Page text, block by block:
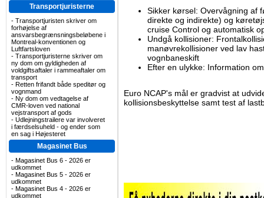
Transportjuristerne
- Transportjuristen skriver om
forhøjelse af
ansvarsbegrænsningsbeløbene i
Montreal-konventionen og
Luftfartsloven
- Transportjuristerne skriver om
ny dom om gyldigheden af
voldgiftsaftaler i rammeaftaler om
transport
- Retten frifandt både speditør og
vognmand
- Ny dom om vedtagelse af
CMR-loven ved national
vejstransport af gods
- Udlejningstrailere var involveret
i færdselsuheld - og ender som
en sag i Højesteret
Magasinet Bus
- Magasinet Bus 6 - 2026 er
udkommet
- Magasinet Bus 5 - 2026 er
udkommet
- Magasinet Bus 4 - 2026 er
udkommet
Sikker kørsel: Overvågning af
direkte og indirekte) og
cruise Control og automatisk
Undgå kollisioner:
manøvrekollisioner ved lav
vognbaneskift
Efter en ulykke: Information
Euro NCAP's mål er gradvist at
kollisionsbeskyttelse samt test af